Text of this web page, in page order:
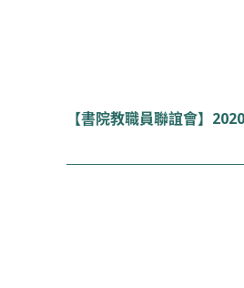
【書院教職員聯誼會】